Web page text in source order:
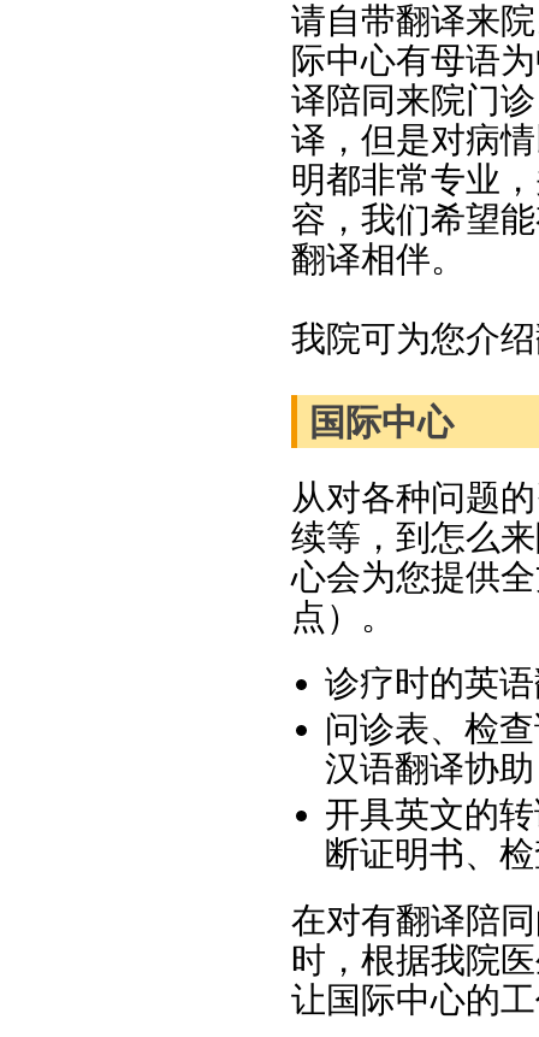
请自带翻译来
际中心有母语
译陪同来院门
译，但是对病
明都非常专业
容，我们希望
翻译相伴。
我院可为您介
国际中心
从对各种问题
续等，到怎么
心会为您提供
点）。
诊疗时的英
问诊表、检
汉语翻译协助
开具英文的
断证明书、
在对有翻译陪
时，根据我院
让国际中心的